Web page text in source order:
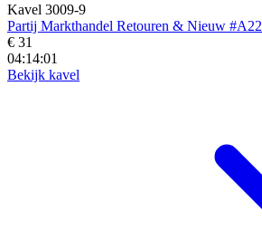
Kavel 3009-9
Partij Markthandel Retouren & Nieuw #A22
€ 31
04:13:59
Bekijk kavel